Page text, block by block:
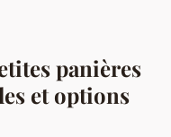
panières
et options